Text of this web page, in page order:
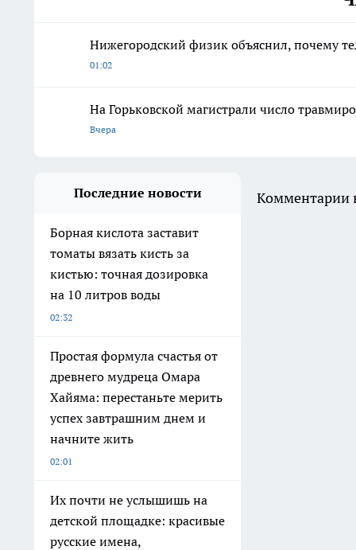
Нижегородский физик объяснил, почему
01:02
На Горьковской магистрали число
Вчера
Последние новости
Борная кислота заставит
томаты вязать кисть за
кистью: точная дозировка
на 10 литров воды
02:32
Простая формула счастья от
древнего мудреца Омара
Хайяма: перестаньте мерить
успех завтрашним днем и
начните жить
02:01
Их почти не услышишь на
детской площадке: красивые
русские имена,
Комментарии